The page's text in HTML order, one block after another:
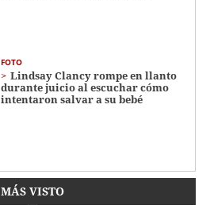
FOTO
Lindsay Clancy rompe en llanto
durante juicio al escuchar cómo
intentaron salvar a su bebé
MÁS VISTO